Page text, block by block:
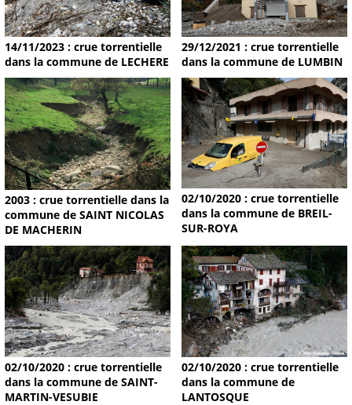
14/11/2023 : crue torrentielle
dans la commune de LECHERE
29/12/2021 : crue torrentielle
dans la commune de LUMBIN
2003 : crue torrentielle dans la
commune de SAINT NICOLAS
DE MACHERIN
02/10/2020 : crue torrentielle
dans la commune de BREIL-
SUR-ROYA
02/10/2020 : crue torrentielle
dans la commune de SAINT-
MARTIN-VESUBIE
02/10/2020 : crue torrentielle
dans la commune de
LANTOSQUE